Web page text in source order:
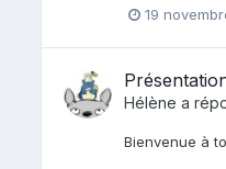
19
Hélène a
Bienvenue à